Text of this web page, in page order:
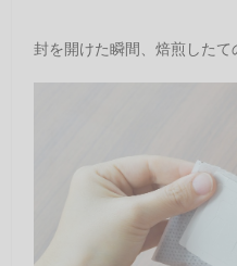
封を開けた瞬間、焙煎したて